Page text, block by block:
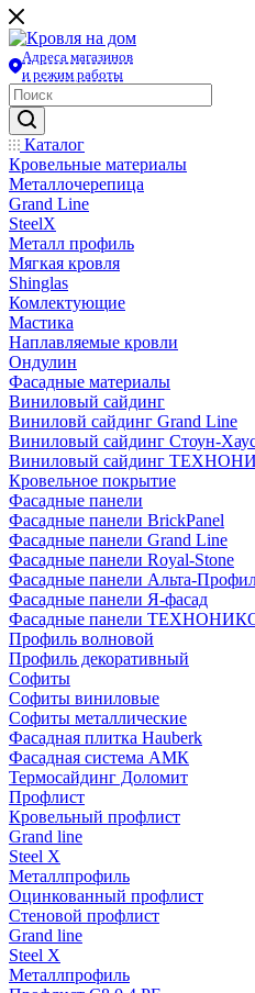
Адреса магазинов
и режим работы
Каталог
Кровельные материалы
Металлочерепица
Grand Line
SteelX
Металл профиль
Мягкая кровля
Shinglas
Комлектующие
Мастика
Наплавляемые кровли
Ондулин
Фасадные материалы
Виниловый сайдинг
Виниловй сайдинг Grand Line
Виниловый сайдинг Стоун-
Виниловый сайдинг
Кровельное покрытие
Фасадные панели
Фасадные панели BrickPanel
Фасадные панели Grand Line
Фасадные панели Royal-Stone
Фасадные панели Альта-
Фасадные панели Я-фасад
Фасадные панели
Профиль волновой
Профиль декоративный
Софиты
Софиты виниловые
Софиты металлические
Фасадная плитка Hauberk
Фасадная система АМК
Термосайдинг Доломит
Профлист
Кровельный профлист
Grand line
Steel X
Металлпрофиль
Оцинкованный профлист
Стеновой профлист
Grand line
Steel X
Металлпрофиль